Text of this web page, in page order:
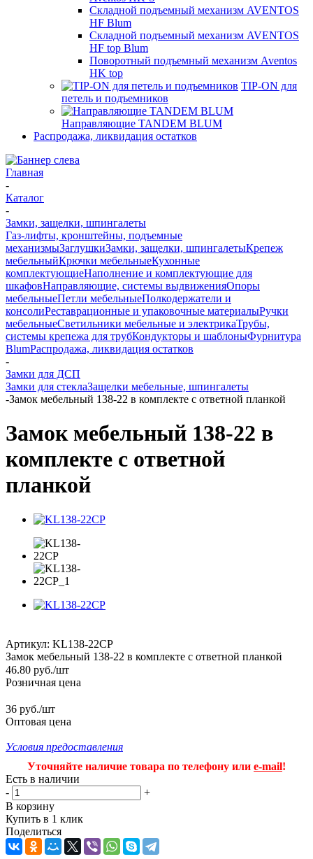
Складной подъемный механизм AVENTOS
HF Blum
Складной подъемный механизм AVENTOS
HF top Blum
Поворотный подъемный механизм Aventos
HK top
TIP-ON для
петель и подъемников
Направляющие TANDEM BLUM
Распродажа, ликвидация остатков
Главная
-
Каталог
-
Замки, защелки, шпингалеты
Газ-лифты, кронштейны, подъемные
механизмыЗаглушкиЗамки, защелки, шпингалетыКрепеж
мебельныйКрючки мебельныеКухонные
комплектующиеНаполнение и комплектующие для
шкафовНаправляющие, системы выдвиженияОпоры
мебельныеПетли мебельныеПолкодержатели и
консолиРеставрационные и упаковочные материалыРучки
мебельныеСветильники мебельные и электрикаТрубы,
системы крепежа для трубКондукторы и шаблоныФурнитура
BlumРаспродажа, ликвидация остатков
-
Замки для ДСП
Замки для стеклаЗащелки мебельные, шпингалеты
-Замок мебельный 138-22 в комплекте с ответной планкой
Замок мебельный 138-22 в
комплекте с ответной
планкой
Артикул: KL138-22CP
Замок мебельный 138-22 в комплекте с ответной планкой
46.80 руб./шт
Розничная цена
36 руб./шт
Оптовая цена
Условия предоставления
Уточняйте наличие товара по телефону или e-mail!
Есть в наличии
-
+
В корзину
Купить в 1 клик
Поделиться